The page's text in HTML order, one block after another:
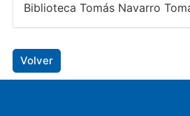
Biblioteca Tomás Navarro
Volver